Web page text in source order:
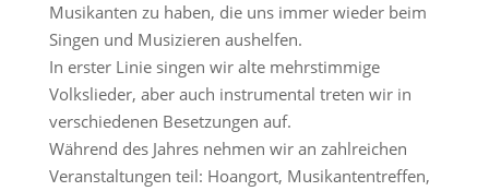
Musikanten zu haben, die uns immer wieder beim
Singen und Musizieren aushelfen.
In erster Linie singen wir alte mehrstimmige
Volkslieder, aber auch instrumental treten wir in
verschiedenen Besetzungen auf.
Während des Jahres nehmen wir an zahlreichen
Veranstaltungen teil: Hoangort, Musikantentreffen,